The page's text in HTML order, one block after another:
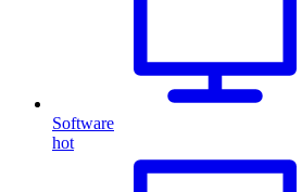
Software
hot